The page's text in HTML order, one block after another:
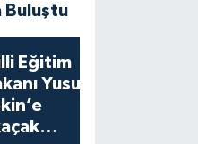
Buluştu
Eğitim
Yusuf